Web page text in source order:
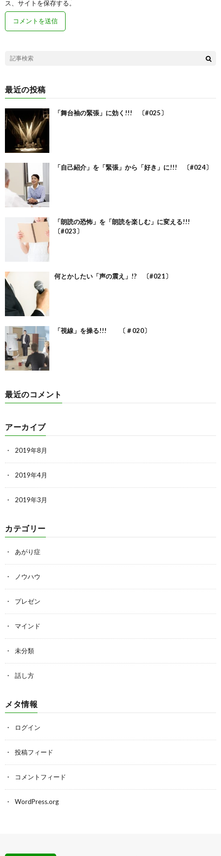
ス、サイトを保存する。
最近の投稿
「舞台袖の緊張」に効く!!! 〔#025〕
「自己紹介」を「緊張」から「好き」に!!! 〔#024〕
「朗読の恐怖」を「朗読を楽しむ」に変える!!!
〔#023〕
何とかしたい「声の震え」!? 〔#021〕
「視線」を操る!!! 〔＃020〕
最近のコメント
アーカイブ
2019年8月
2019年4月
2019年3月
カテゴリー
あがり症
ノウハウ
プレゼン
マインド
未分類
話し方
メタ情報
ログイン
投稿フィード
コメントフィード
WordPress.org